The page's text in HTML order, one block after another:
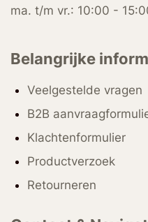
ma. t/m vr.: 10:00 -
Belangrijke
Veelgestelde vragen
B2B
Klachtenformulier
Productverzoek
Retourneren